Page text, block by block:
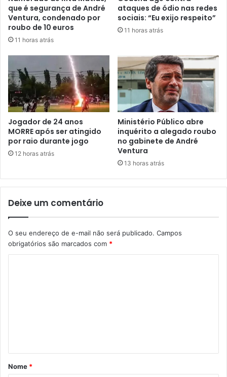
que é segurança de André
Ventura, condenado por
roubo de 10 euros
11 horas atrás
ataques de ódio nas redes
sociais: “Eu exijo respeito”
11 horas atrás
Jogador de 24 anos
MORRE após ser atingido
por raio durante jogo
12 horas atrás
Ministério Público abre
inquérito a alegado roubo
no gabinete de André
Ventura
13 horas atrás
Deixe um comentário
O seu endereço de e-mail não será publicado. Campos
obrigatórios são marcados com *
á
r
Nome *